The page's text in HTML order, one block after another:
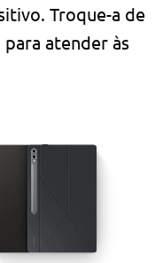
Troque-a de
atender às